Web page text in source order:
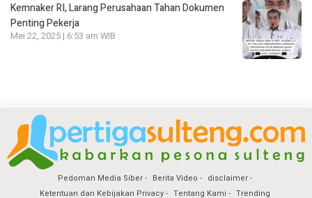
Kemnaker RI, Larang Perusahaan Tahan Dokumen
Penting Pekerja
Mei 22, 2025 | 6:53 am WIB
Pedoman Media Siber Berita Video
disclaimer
Ketentuan dan Kebijakan Privacy
Tentang Kami Trending